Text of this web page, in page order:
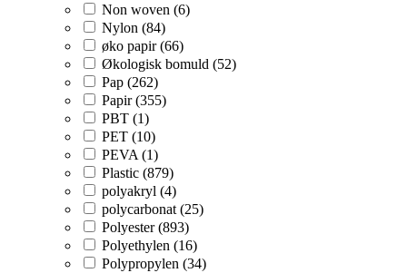
Non woven (6)
Nylon (84)
øko papir (66)
Økologisk bomuld (52)
Pap (262)
Papir (355)
PBT (1)
PET (10)
PEVA (1)
Plastic (879)
polyakryl (4)
polycarbonat (25)
Polyester (893)
Polyethylen (16)
Polypropylen (34)